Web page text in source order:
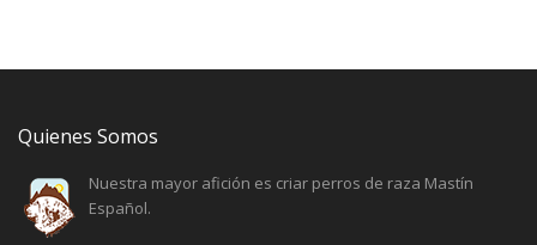
Quienes Somos
Nuestra mayor afición es criar perros de raza Mastín
Español.